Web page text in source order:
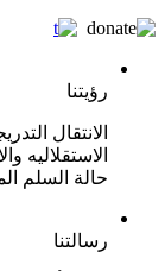
رؤيتنا
الانتقال
الاستقلاليه
حالة السلم
رسالتنا